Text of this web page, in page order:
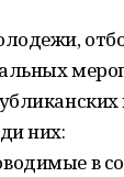
них:
в